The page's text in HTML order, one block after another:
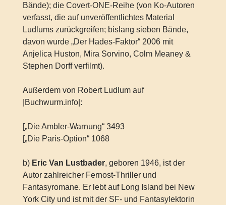
Bände); die Covert-ONE-Reihe (von Ko-Autoren
verfasst, die auf unveröffentlichtes Material
Ludlums zurückgreifen; bislang sieben Bände,
davon wurde „Der Hades-Faktor“ 2006 mit
Anjelica Huston, Mira Sorvino, Colm Meaney &
Stephen Dorff verfilmt).
Außerdem von Robert Ludlum auf
|Buchwurm.info|:
[„Die Ambler-Warnung“ 3493
[„Die Paris-Option“ 1068
b) Eric Van Lustbader, geboren 1946, ist der
Autor zahlreicher Fernost-Thriller und
Fantasyromane. Er lebt auf Long Island bei New
York City und ist mit der SF- und Fantasylektorin